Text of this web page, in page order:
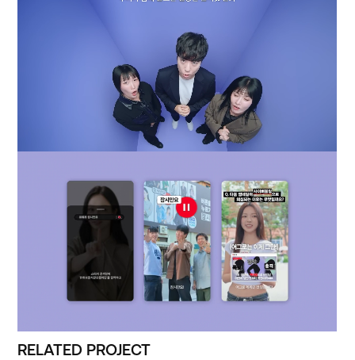
RELATED PROJECT